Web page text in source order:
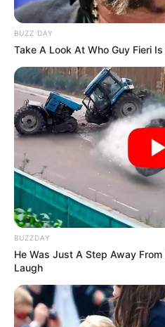
BUZZ DAY
Take A Look At Who Guy Fieri
BUZZDAY
He Was Just A Step Away
Laugh